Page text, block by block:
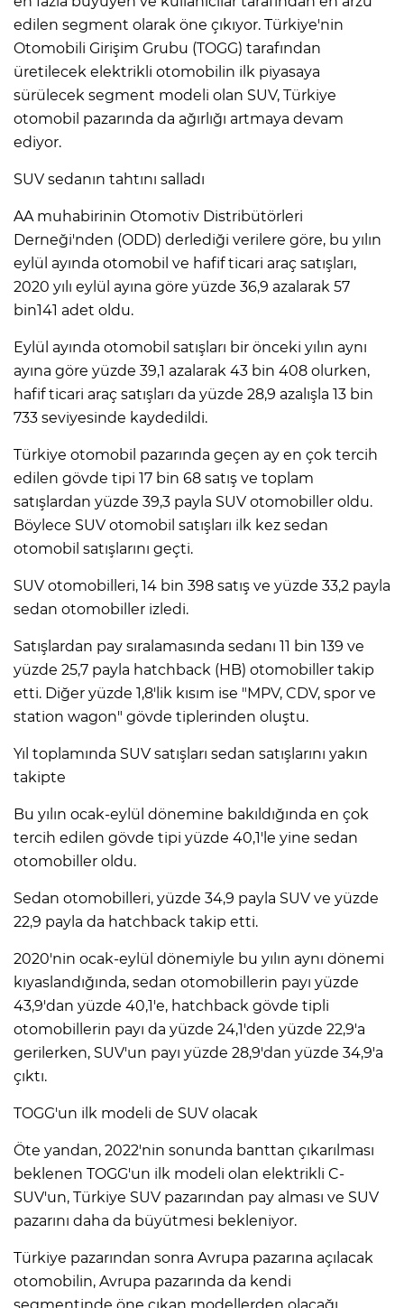
edilen segment olarak öne çıkıyor. Türkiye'nin
Otomobili Girişim Grubu (TOGG) tarafından
üretilecek elektrikli otomobilin ilk piyasaya
sürülecek segment modeli olan SUV, Türkiye
otomobil pazarında da ağırlığı artmaya devam
ediyor.
SUV sedanın tahtını salladı
AA muhabirinin Otomotiv Distribütörleri
Derneği'nden (ODD) derlediği verilere göre, bu yılın
eylül ayında otomobil ve hafif ticari araç satışları,
2020 yılı eylül ayına göre yüzde 36,9 azalarak 57
bin141 adet oldu.
Eylül ayında otomobil satışları bir önceki yılın aynı
ayına göre yüzde 39,1 azalarak 43 bin 408 olurken,
hafif ticari araç satışları da yüzde 28,9 azalışla 13 bin
733 seviyesinde kaydedildi.
Türkiye otomobil pazarında geçen ay en çok tercih
edilen gövde tipi 17 bin 68 satış ve toplam
satışlardan yüzde 39,3 payla SUV otomobiller oldu.
Böylece SUV otomobil satışları ilk kez sedan
otomobil satışlarını geçti.
SUV otomobilleri, 14 bin 398 satış ve yüzde 33,2 payla
sedan otomobiller izledi.
Satışlardan pay sıralamasında sedanı 11 bin 139 ve
yüzde 25,7 payla hatchback (HB) otomobiller takip
etti. Diğer yüzde 1,8'lik kısım ise "MPV, CDV, spor ve
station wagon" gövde tiplerinden oluştu.
Yıl toplamında SUV satışları sedan satışlarını yakın
takipte
Bu yılın ocak-eylül dönemine bakıldığında en çok
tercih edilen gövde tipi yüzde 40,1'le yine sedan
otomobiller oldu.
Sedan otomobilleri, yüzde 34,9 payla SUV ve yüzde
22,9 payla da hatchback takip etti.
2020'nin ocak-eylül dönemiyle bu yılın aynı dönemi
kıyaslandığında, sedan otomobillerin payı yüzde
43,9'dan yüzde 40,1'e, hatchback gövde tipli
otomobillerin payı da yüzde 24,1'den yüzde 22,9'a
gerilerken, SUV'un payı yüzde 28,9'dan yüzde 34,9'a
çıktı.
TOGG'un ilk modeli de SUV olacak
Öte yandan, 2022'nin sonunda banttan çıkarılması
beklenen TOGG'un ilk modeli olan elektrikli C-
SUV'un, Türkiye SUV pazarından pay alması ve SUV
pazarını daha da büyütmesi bekleniyor.
Türkiye pazarından sonra Avrupa pazarına açılacak
otomobilin, Avrupa pazarında da kendi